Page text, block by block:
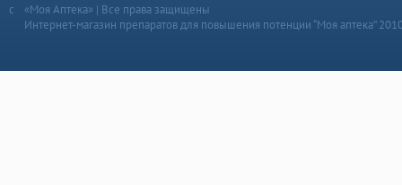
«Моя Аптека» | Все права защищены
Интернет-магазин препаратов для повышения потенции “Моя аптека”